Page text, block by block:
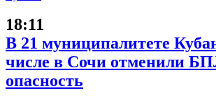
18:11
В 21 муниципалитете
числе в Сочи отменили
опасность